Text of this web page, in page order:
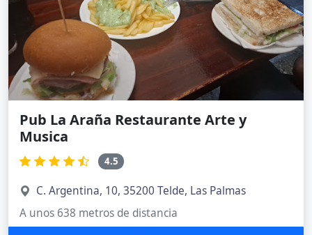
Pub La Araña Restaurante Arte y
Musica
4.5
C. Argentina, 10, 35200 Telde, Las Palmas
A unos 638 metros de distancia